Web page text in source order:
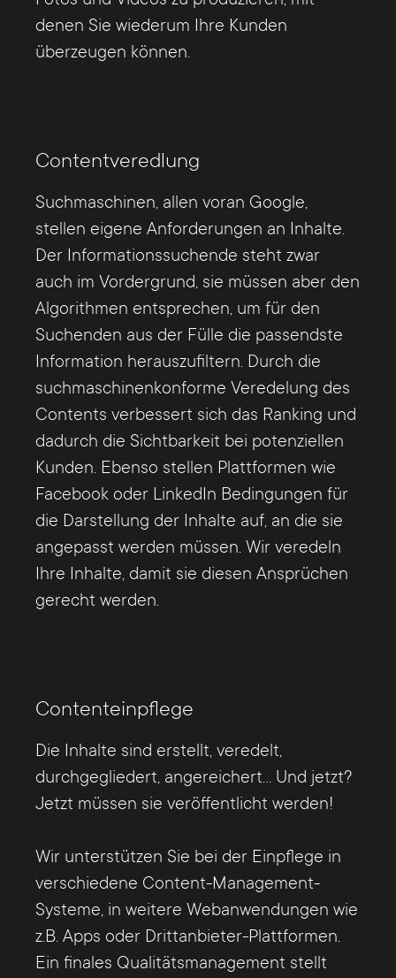
denen Sie wiederum Ihre Kunden
überzeugen können.
Contentveredlung
Suchmaschinen, allen voran Google,
stellen eigene Anforderungen an Inhalte.
Der Informationssuchende steht zwar
auch im Vordergrund, sie müssen aber den
Algorithmen entsprechen, um für den
Suchenden aus der Fülle die passendste
Information herauszufiltern. Durch die
suchmaschinenkonforme Veredelung des
Contents verbessert sich das Ranking und
dadurch die Sichtbarkeit bei potenziellen
Kunden. Ebenso stellen Plattformen wie
Facebook oder LinkedIn Bedingungen für
die Darstellung der Inhalte auf, an die sie
angepasst werden müssen. Wir veredeln
Ihre Inhalte, damit sie diesen Ansprüchen
gerecht werden.
Contenteinpflege
Die Inhalte sind erstellt, veredelt,
durchgegliedert, angereichert... Und jetzt?
Jetzt müssen sie veröffentlicht werden!
Wir unterstützen Sie bei der Einpflege in
verschiedene Content-Management-
Systeme, in weitere Webanwendungen wie
z.B. Apps oder Drittanbieter-Plattformen.
Ein finales Qualitätsmanagement stellt